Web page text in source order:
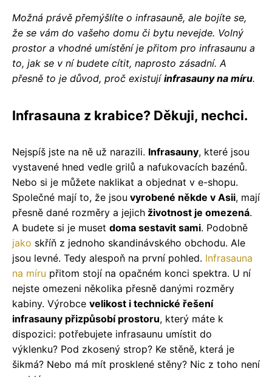
Možná právě přemýšlíte o infrasauně, ale bojíte se,
že se vám do vašeho domu či bytu nevejde. Volný
prostor a vhodné umístění je přitom pro infrasaunu a
to, jak se v ní budete cítit, naprosto zásadní. A
přesně to je důvod, proč existujíinfrasauny na míru.
Infrasauna z krabice? Děkuji, nechci.
Nejspíš jste na ně už narazili. Infrasauny, které jsou
vystavené hned vedle grilů a nafukovacích bazénů.
Nebo si je můžete naklikat a objednat v e-shopu.
Společné mají to, že jsou vyrobené někde v Asii, mají
přesně dané rozměry a jejich životnost je omezená.
A budete si je muset doma sestavit sami. Podobně
jako skříň z jednoho skandinávského obchodu. Ale
jsou levné. Tedy alespoň na první pohled. Infrasauna
na míru přitom stojí na opačném konci spektra. U ní
nejste omezeni několika přesně danými rozměry
kabiny. Výrobce velikost i technické řešení
infrasauny přizpůsobí prostoru, který máte k
dispozici: potřebujete infrasaunu umístit do
výklenku? Pod zkosený strop? Ke stěně, která je
šikmá? Nebo má mít prosklené stěny? Nic z toho není